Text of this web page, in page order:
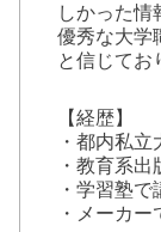
しかった情
優秀な大学
と信じてお
【経歴】
・都内私
・教育系
・学習塾
・メーカ